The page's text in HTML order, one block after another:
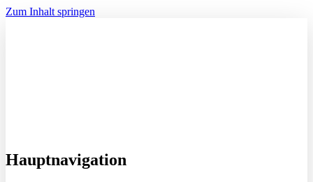
Zum Inhalt springen
Hauptnavigation